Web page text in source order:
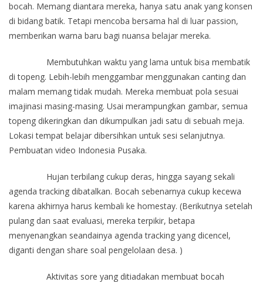
bocah. Memang diantara mereka, hanya satu anak yang konsen
di bidang batik. Tetapi mencoba bersama hal di luar passion,
memberikan warna baru bagi nuansa belajar mereka.
Membutuhkan waktu yang lama untuk bisa membatik
di topeng. Lebih-lebih menggambar menggunakan canting dan
malam memang tidak mudah. Mereka membuat pola sesuai
imajinasi masing-masing. Usai merampungkan gambar, semua
topeng dikeringkan dan dikumpulkan jadi satu di sebuah meja.
Lokasi tempat belajar dibersihkan untuk sesi selanjutnya.
Pembuatan video Indonesia Pusaka.
Hujan terbilang cukup deras, hingga sayang sekali
agenda tracking dibatalkan. Bocah sebenarnya cukup kecewa
karena akhirnya harus kembali ke homestay. (Berikutnya setelah
pulang dan saat evaluasi, mereka terpikir, betapa
menyenangkan seandainya agenda tracking yang dicencel,
diganti dengan share soal pengelolaan desa. )
Aktivitas sore yang ditiadakan membuat bocah